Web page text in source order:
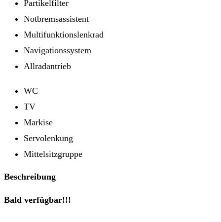
Partikelfilter
Notbremsassistent
Multifunktionslenkrad
Navigationssystem
Allradantrieb
WC
TV
Markise
Servolenkung
Mittelsitzgruppe
Beschreibung
Bald verfügbar!!!